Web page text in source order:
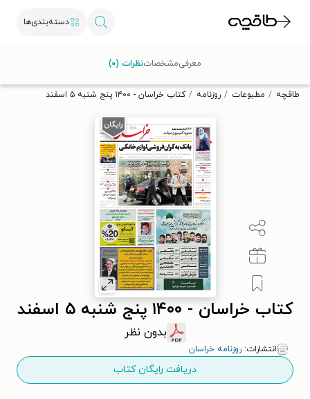
دسته‌بندی‌ها
تخفیف از طاقچه دریافت کن.
طاقچه مطبوعات روزنامه کتاب خراسان - ۱۴۰۰ پنج شنبه ۵ اسفند
کتاب خراسان - ۱۴۰۰ پنج شنبه ۵ اسفند
بدون نظر
انتشارات: روزنامه خراسان
دریافت رایگان کتاب
معرفیمشخصاتنظرات (۰)